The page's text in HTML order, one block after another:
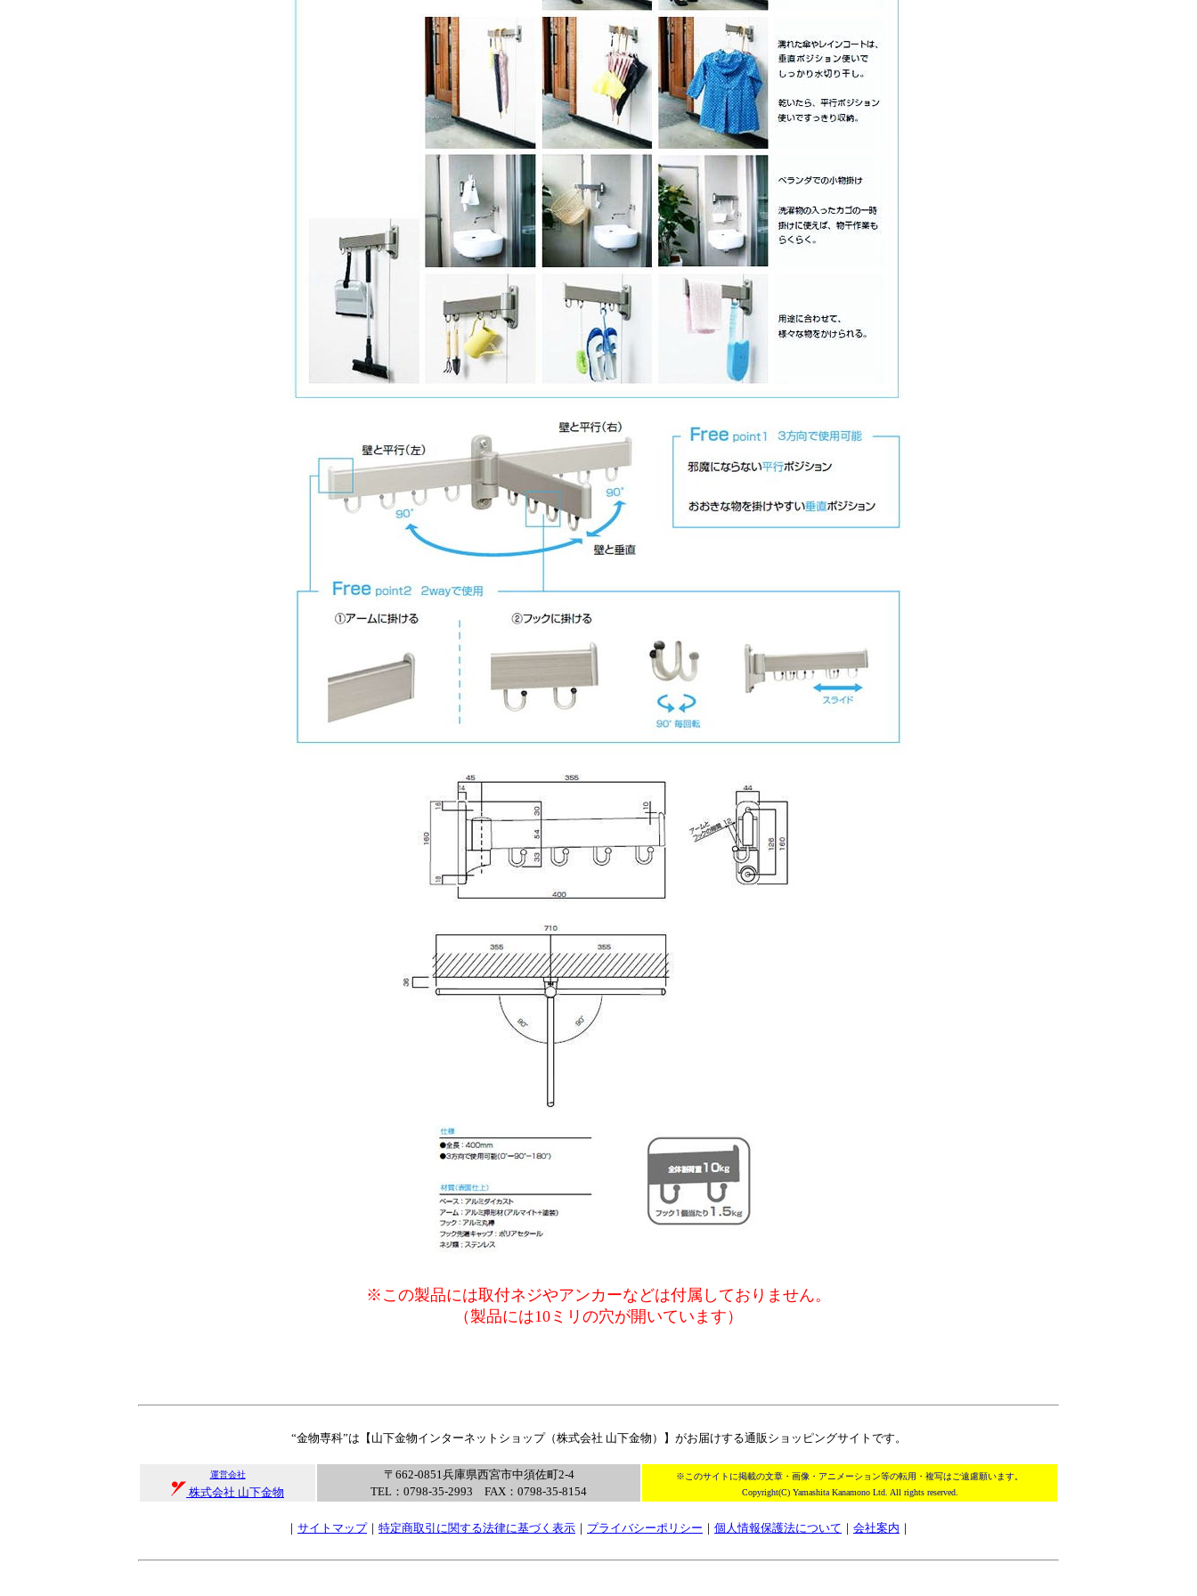
※この製品には取付ネジやアンカーなどは付属しておりません。
（製品には10ミリの穴が開いています）
“金物専科”は【山下金物インターネットショップ（株式会社 山下金物）】がお届けする通販ショッピングサイトです。
運営会社
株式会社 山下金物
〒662-0851兵庫県西宮市中須佐町2-4
TEL：0798-35-2993 FAX：0798-35-8154
※このサイトに掲載の文章・画像・アニメーション等の転用・複写はご遠慮願います。
Copyright(C) Yamashita Kanamono Ltd. All rights reserved.
｜ サイトマップ｜ 特定商取引に関する法律に基づく表示 ｜ プライバシーポリシー ｜ 個人情報保護法について ｜ 会社案内 ｜